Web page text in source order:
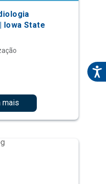
Iowa State
mais